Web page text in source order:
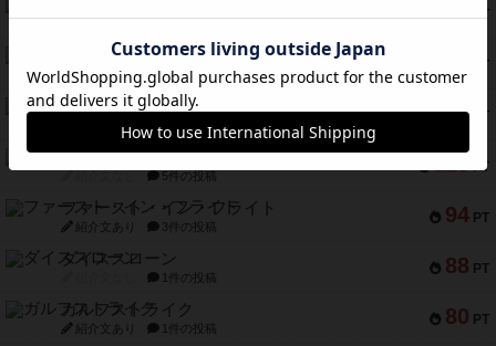
PT
紹介文なし 1件の投稿
PT
ブラヴェスト
紹介文なし 1件の投稿
122 PT
ドブル：ポケットモンスター
紹介文あり 4件の投稿
PT
ジャンヌ・ダルク-オルレアン ドロー＆ライト
5件の投稿
94 PT
ファースト・イン・フライト
紹介文あり 3件の投稿
88 PT
ダイススローン
1件の投稿
80 PT
ガルフストライク
紹介文あり 1件の投稿